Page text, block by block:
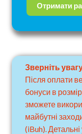
Отримати
Зверніть
Після оплати
бонуси в
зможете
майбутні
(iBuh).